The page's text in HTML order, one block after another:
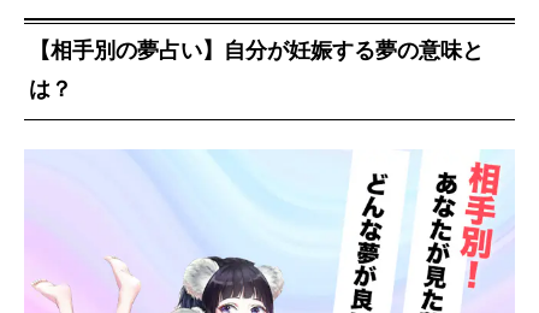
【相手別の夢占い】自分が妊娠する夢の意味と
は？